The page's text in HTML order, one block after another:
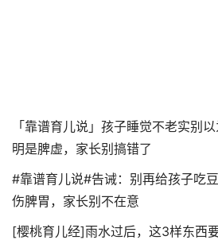
「靠谱育儿说」孩子睡觉不老实别
明是脾虚，家长别搞错了
#靠谱育儿说#告诫：别再给孩子吃
伤脾胃，家长别不在意
[樱桃育儿经]雨水过后，这3样东西